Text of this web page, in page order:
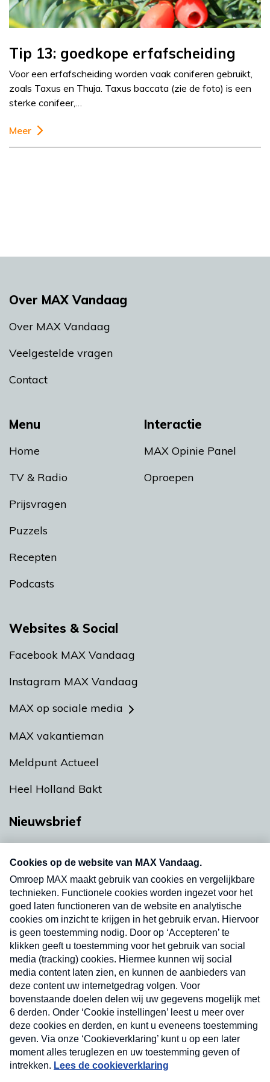
Tip 13: goedkope erfafscheiding
Voor een erfafscheiding worden vaak coniferen gebruikt,
zoals Taxus en Thuja. Taxus baccata (zie de foto) is een
sterke conifeer,…
Meer
Menu
Home
TV & Radio
Prijsvragen
Puzzels
Recepten
Podcasts
Interactie
MAX Opinie Panel
Oproepen
Over MAX Vandaag
Over MAX Vandaag
Veelgestelde vragen
Contact
Websites & Social
Facebook MAX Vandaag
Instagram MAX Vandaag
MAX op sociale media
MAX vakantieman
Meldpunt Actueel
Heel Holland Bakt
Nieuwsbrief
Neem hier een gratis abonnement op onze
nieuwsbrief. Elke vrijdag- en dinsdagochtend in
uw mailbox.
Verzend
Nieuwsbrief
Neem hier een gratis abonnement op onze
nieuwsbrief. Elke vrijdag- en dinsdagochtend in uw